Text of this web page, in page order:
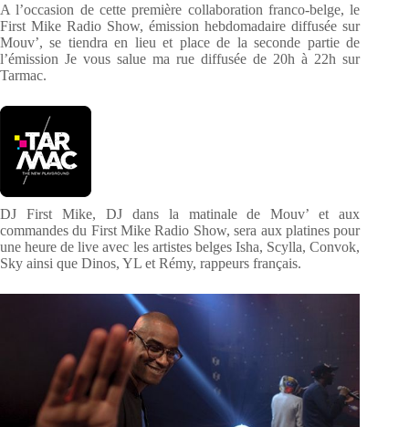
A l’occasion de cette première collaboration franco-belge, le
First Mike Radio Show, émission hebdomadaire diffusée sur
Mouv’, se tiendra en lieu et place de la seconde partie de
l’émission Je vous salue ma rue diffusée de 20h à 22h sur
Tarmac.
DJ First Mike, DJ dans la matinale de Mouv’ et aux
commandes du First Mike Radio Show, sera aux platines pour
une heure de live avec les artistes belges Isha, Scylla, Convok,
Sky ainsi que Dinos, YL et Rémy, rappeurs français.